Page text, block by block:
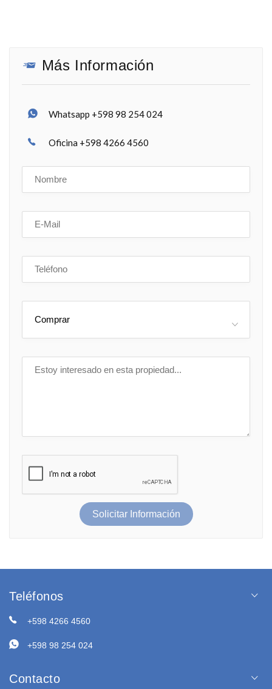
Más Información
Whatsapp +598 98 254 024
Oficina +598 4266 4560
Comprar
Solicitar Información
Teléfonos
+598 4266 4560
+598 98 254 024
Contacto